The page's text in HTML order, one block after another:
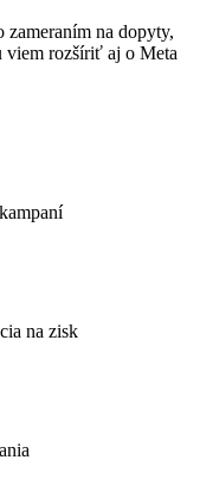
zameraním na dopyty,
viem rozšíriť aj o Meta
na zisk